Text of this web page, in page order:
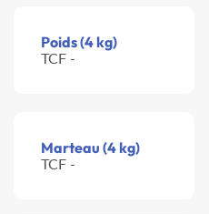
Poids (4 kg)
TCF -
Marteau (4 kg)
TCF -